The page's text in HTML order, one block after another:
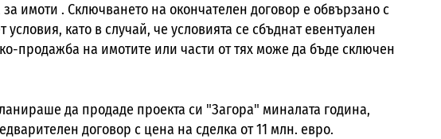
имоти . Сключването на окончателен договор е обвързано с
като в случай, че условията се сбъднат евентуален
продажба на имотите или части от тях може да бъде сключен
да продаде проекта си "Загора" миналата година,
договор с цена на сделка от 11 млн. евро.